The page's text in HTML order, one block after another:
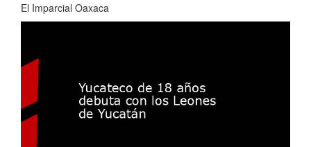
El Imparcial Oaxaca